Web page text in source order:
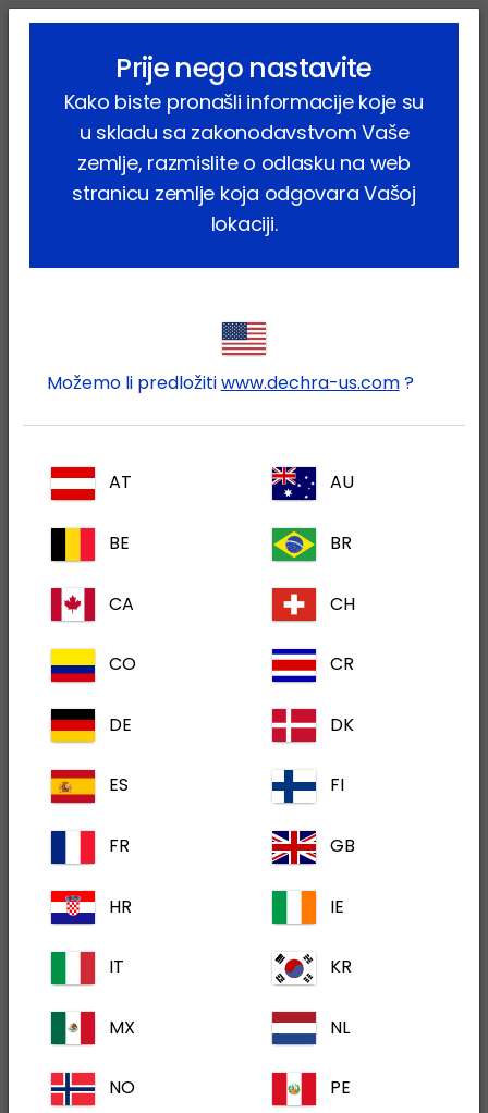
lock_outline search menu
Proizvodi
Nutritivni
Nutritivni
(4 proizvodi)
Vrsta proizvoda
Dodatak prehrani
Terapijsko područje
Sve
Interna medicina
Metabolički proizvodi
Vrsta proizvoda / Dodatak prehrani
mineralna mješavina 200 g
Prije nego nastavite
Kako biste pronašli informacije koje su
u skladu sa zakonodavstvom Vaše
zemlje, razmislite o odlasku na web
stranicu zemlje koja odgovara Vašoj
lokaciji.
Možemo li predložitiwww.dechra-us.com?
AT AU
BE BR
CA CH
CO CR
DE DK
ES FI
FR GB
HR IE
IT KR
MX NL
NO PE